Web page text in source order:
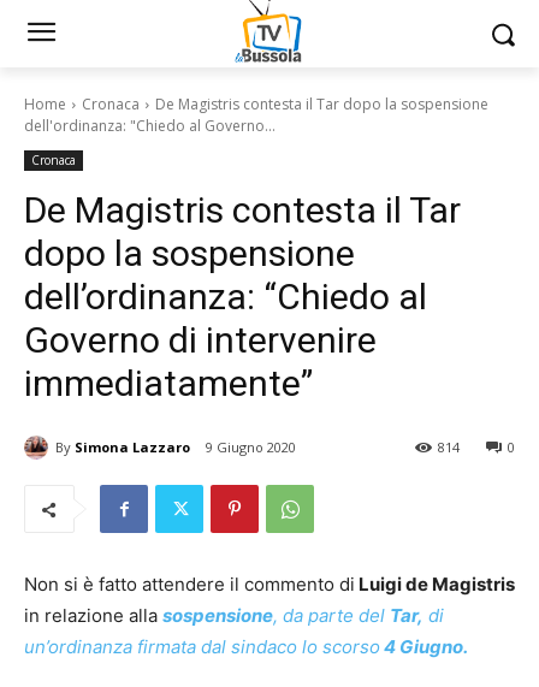
Home Cronaca
De Magistris contesta il Tar dopo la sospensione
dell'ordinanza: "Chiedo al Governo...
Cronaca
De Magistris contesta il Tar
dopo la sospensione
dell’ordinanza: “Chiedo al
Governo di intervenire
immediatamente”
By Simona Lazzaro 9 Giugno 2020 0
814
Non si è fatto attendere il commento di Luigi de Magistris
in relazione alla sospensione, da parte del Tar, di
un’ordinanza firmata dal sindaco lo scorso4 Giugno.